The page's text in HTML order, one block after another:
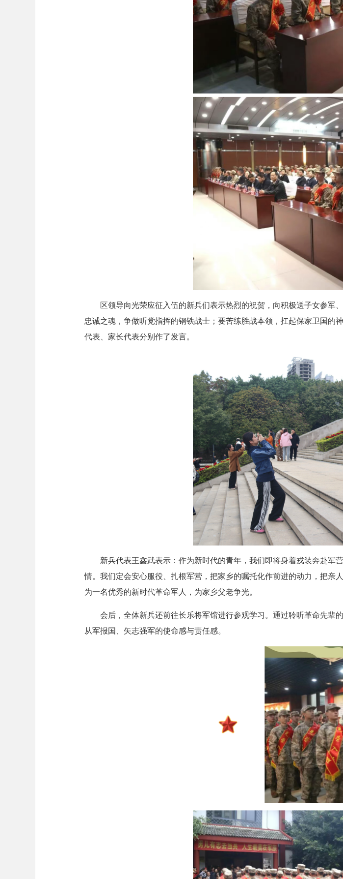
区领导向光荣应征入伍的新兵们表示热烈的祝贺，向积极送子女参军
忠诚之魂，争做听党指挥的钢铁战士；要苦练胜战本领，扛起保家卫国的
代表、家长代表分别作了发言。
新兵代表王鑫武表示：作为新时代的青年，我们即将身着戎装奔赴军
情。我们定会安心服役、扎根军营，把家乡的嘱托化作前进的动力，把亲
为一名优秀的新时代革命军人，为家乡父老争光。
会后，全体新兵还前往长乐将军馆进行参观学习。通过聆听革命先辈
从军报国、矢志强军的使命感与责任感。